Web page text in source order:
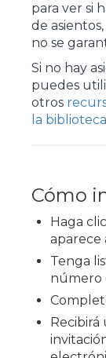
para ver si
de
no se
Si no hay
puedes
otros
la
Cómo
Haga
aparece
Tenga
número